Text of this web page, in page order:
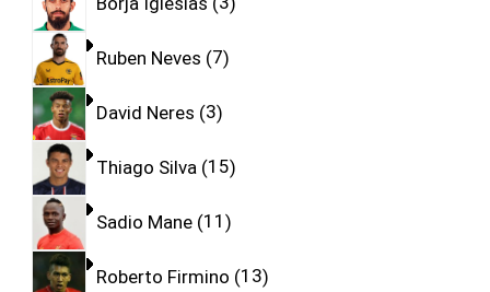
Ruben Neves 7
David Neres 3
Thiago Silva 15
Sadio Mane 11
Roberto Firmino 13